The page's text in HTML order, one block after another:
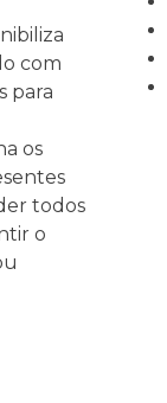
com
para
os
todos
o